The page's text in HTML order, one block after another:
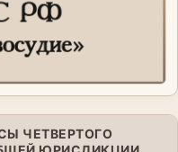
ЧЕТВЕРТОГО